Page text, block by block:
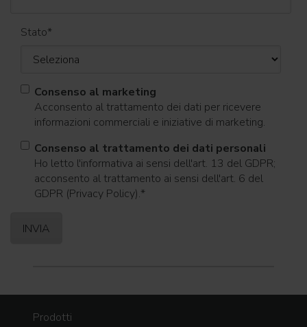
Stato*
Consenso al marketing
Acconsento al trattamento dei dati per ricevere
informazioni commerciali e iniziative di marketing.
Consenso al trattamento dei dati personali
Ho letto l'informativa ai sensi dell'art. 13 del GDPR;
acconsento al trattamento ai sensi dell'art. 6 del
GDPR (Privacy Policy).*
Prodotti